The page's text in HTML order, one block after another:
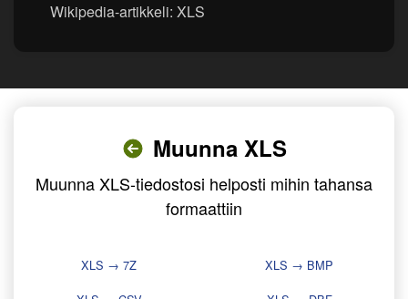
Wikipedia-artikkeli: XLS
Muunna XLS
Muunna XLS-tiedostosi helposti mihin tahansa
formaattiin
XLS → 7Z
XLS → BMP